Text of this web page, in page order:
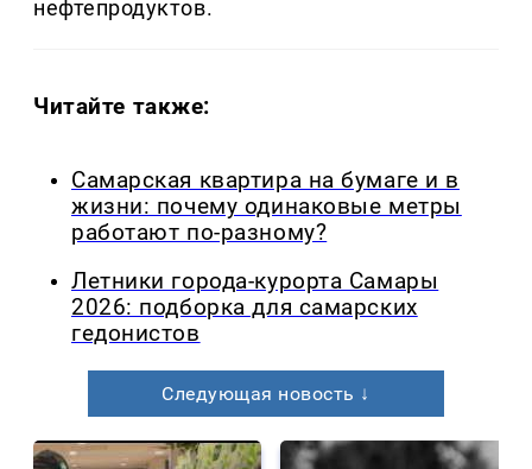
нефтепродуктов.
Читайте также:
Самарская квартира на бумаге и в
жизни: почему одинаковые метры
работают по-разному?
Летники города-курорта Самары
2026: подборка для самарских
гедонистов
Следующая новость ↓